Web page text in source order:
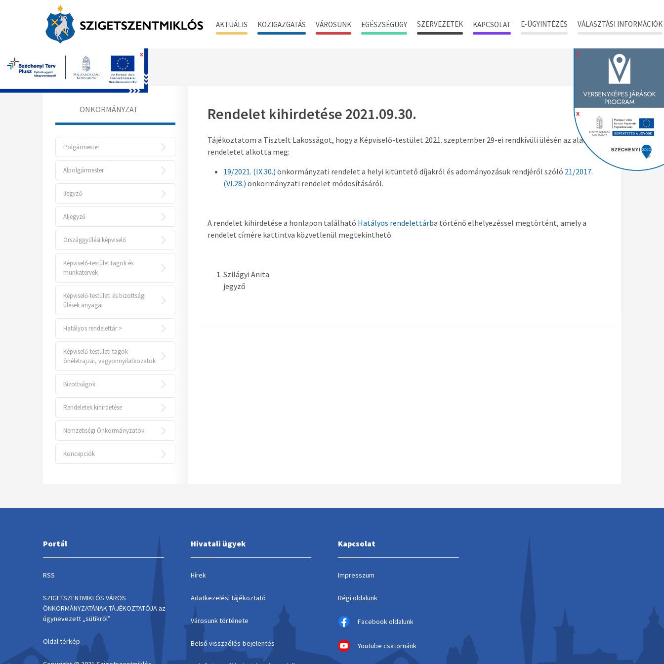
AKTUÁLIS KÖZIGAZGATÁS VÁROSUNK EGÉSZSÉGÜGY SZERVEZETEK KAPCSOLAT E-ÜGYINTÉZÉS VÁLASZTÁSI INFORMÁCIÓK
x
x
x
Főoldal
ÖNKORMÁNYZAT
Polgármester
Alpolgármester
Jegyző
Aljegyző
Országgyűlési képviselő
Képviselő-testület tagok és
munkatervek
Képviselő-testületi és bizottsági
ülések anyagai
Hatályos rendelettár >
Képviselő-testületi tagok
önéletrajzai, vagyonnyilatkozatok
Bizottságok
Rendeletek kihirdetése
Nemzetiségi Önkormányzatok
Koncepciók
Rendelet kihirdetése 2021.09.30.
Tájékoztatom a Tisztelt Lakosságot, hogy a Képviselő-testület 2021. szeptember 29-ei rendkívüli ülésén az alábbi
rendeletet alkotta meg:
19/2021. (IX.30.) önkormányzati rendelet a helyi kitüntető díjakról és adományozásuk rendjéről szóló 21/2017.
(VI.28.) önkormányzati rendelet módosításáról.
A rendelet kihirdetése a honlapon található Hatályos rendelettárba történő elhelyezéssel megtörtént, amely a
rendelet címére kattintva közvetlenül megtekinthető.
Szilágyi Anita
jegyző
Portál
RSS
SZIGETSZENTMIKLÓS VÁROS
ÖNKORMÁNYZATÁNAK TÁJÉKOZTATÓJA az
úgynevezett „sütikről”
Oldal térkép
Hivatali ügyek
Hírek
Adatkezelési tájékoztató
Városunk története
Belső visszaélés-bejelentés
Kapcsolat
Impresszum
Régi oldalunk
Facebook oldalunk
Youtube csatornánk